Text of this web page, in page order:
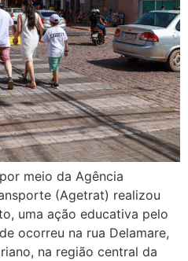
meio da Agência
(Agetrat) realizou
uma ação educativa pelo
ocorreu na rua Delamare,
na região central da